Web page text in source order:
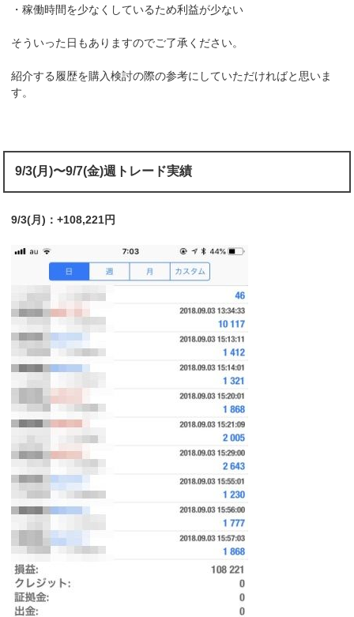
・稼働時間を少なくしているため利益が少ない
そういった日もありますのでご了承ください。
紹介する履歴を購入検討の際の参考にしていただければと思いま
す。
9/3(月)〜9/7(金)週トレード実績
9/3(月)：+108,221円